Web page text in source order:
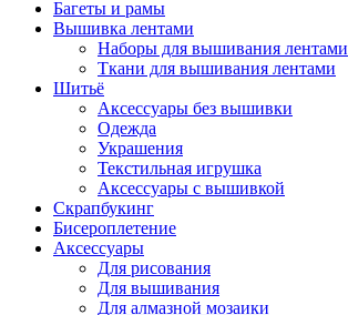
Багеты и рамы
Вышивка лентами
Наборы для вышивания лентами
Ткани для вышивания лентами
Шитьё
Аксессуары без вышивки
Одежда
Украшения
Текстильная игрушка
Аксессуары с вышивкой
Скрапбукинг
Бисероплетение
Аксессуары
Для рисования
Для вышивания
Для алмазной мозаики